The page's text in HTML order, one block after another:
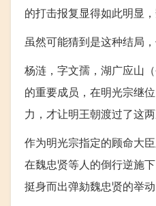
的打击报复显得如此明显
虽然可能猜到是这种结局
杨涟，字文孺，湖广应山
的重要成员，在明光宗继
力，才让明王朝渡过了这两
作为明光宗指定的顾命大
在魏忠贤等人的倒行逆施
挺身而出弹劾魏忠贤的举